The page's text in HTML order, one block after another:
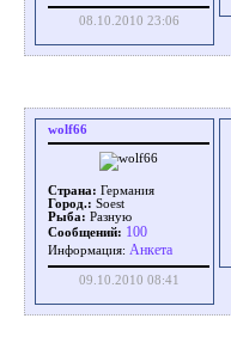
08.10.2010 23:06
wolf66
Страна: Германия
Город.: Soest
Рыба: Разную
Сообщений: 100
Информация: Aнкета
09.10.2010 08:41